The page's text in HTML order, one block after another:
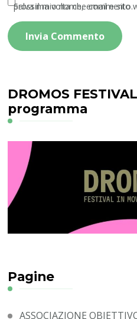
Salva il mio nome, email e sito web in questo browser per la prossima volta che commento.
DROMOS
programma
Pagine
ASSOCIAZIONE